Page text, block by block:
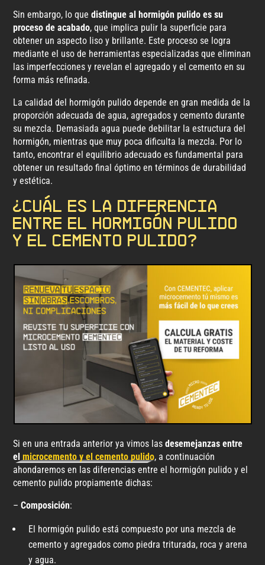
Sin embargo, lo quedistingue al hormigón pulido es su
proceso de acabado, que implica pulir la superficie para
obtener un aspecto liso y brillante. Este proceso se logra
mediante el uso de herramientas especializadas que eliminan
las imperfecciones y revelan el agregado y el cemento en su
forma más refinada.
La calidad del hormigón pulido depende en gran medida de la
proporción adecuada de agua, agregados y cemento durante
su mezcla. Demasiada agua puede debilitar la estructura del
hormigón, mientras que muy poca dificulta la mezcla. Por lo
tanto, encontrar el equilibrio adecuado es fundamental para
obtener un resultado final óptimo en términos de durabilidad
y estética.
¿Cuál es la diferencia
entre el hormigón pulido
y el cemento pulido?
Si en una entrada anterior ya vimos lasdesemejanzas entre
elmicrocemento y el cemento pulido, a continuación
ahondaremos en las diferencias entre el hormigón pulido y el
cemento pulido propiamente dichas:
–Composición:
El hormigón pulido está compuesto por una mezcla de
cemento y agregados como piedra triturada, roca y arena
y agua.